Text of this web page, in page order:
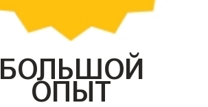
БОЛЬШОЙ
ОПЫТ